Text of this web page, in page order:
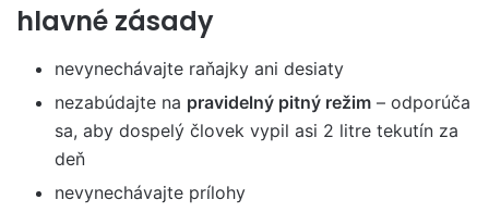
hlavné zásady
nevynechávajte raňajky ani desiaty
nezabúdajte na pravidelný pitný režim – odporúča
sa, aby dospelý človek vypil asi 2 litre tekutín za
deň
nevynechávajte prílohy